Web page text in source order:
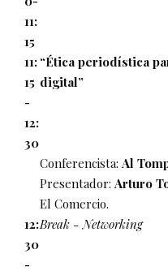
11:
15
11:
15
-
12:
30
“Ética periodística
digital”
Conferencista: Al
Presentador: Arturo
El Comercio.
12:
30
-
Break - Networking